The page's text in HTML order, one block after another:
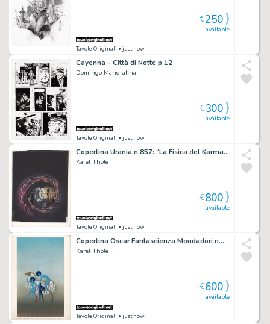
Tavole Originali • just now
available
€250
Cayenna – Città di Notte p.12
Domingo Mandrafina
Tavole Originali • just now
available
€300
Copertina Urania n.857: “La Fisica del Karma” Seconda parte (Arsen Darnay)
Karel Thole
Tavole Originali • just now
available
€800
Copertina Oscar Fantascienza Mondadori n.968: “L’Uomo che comprò la Terra” (Smith Cordwainer)
Karel Thole
Tavole Originali • just now
available
€600